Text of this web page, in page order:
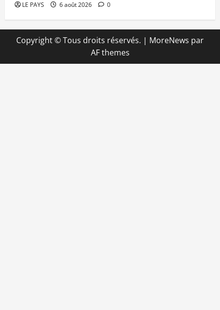
LE PAYS 6 août 2026 0
Copyright © Tous droits réservés. | MoreNews par
AF themes